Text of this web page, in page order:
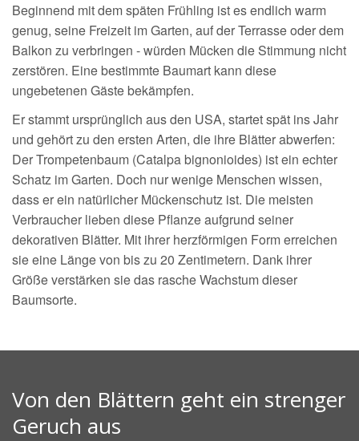
Beginnend mit dem späten Frühling ist es endlich warm
genug, seine Freizeit im Garten, auf der Terrasse oder dem
Balkon zu verbringen - würden Mücken die Stimmung nicht
zerstören. Eine bestimmte Baumart kann diese
ungebetenen Gäste bekämpfen.
Er stammt ursprünglich aus den USA, startet spät ins Jahr
und gehört zu den ersten Arten, die ihre Blätter abwerfen:
Der Trompetenbaum (Catalpa bignonioides) ist ein echter
Schatz im Garten. Doch nur wenige Menschen wissen,
dass er ein natürlicher Mückenschutz ist. Die meisten
Verbraucher lieben diese Pflanze aufgrund seiner
dekorativen Blätter. Mit ihrer herzförmigen Form erreichen
sie eine Länge von bis zu 20 Zentimetern. Dank ihrer
Größe verstärken sie das rasche Wachstum dieser
Baumsorte.
Von den Blättern geht ein strenger
Geruch aus